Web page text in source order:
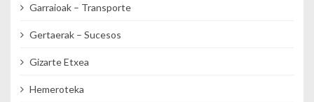
Garraioak – Transporte
Gertaerak – Sucesos
Gizarte Etxea
Hemeroteka